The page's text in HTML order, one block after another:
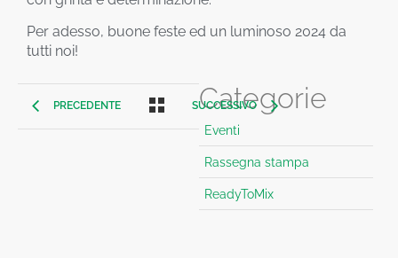
Per adesso, buone feste ed un luminoso 2024 da
tutti noi!
PRECEDENTE SUCCESSIVO
Categorie
Eventi
Rassegna stampa
ReadyToMix